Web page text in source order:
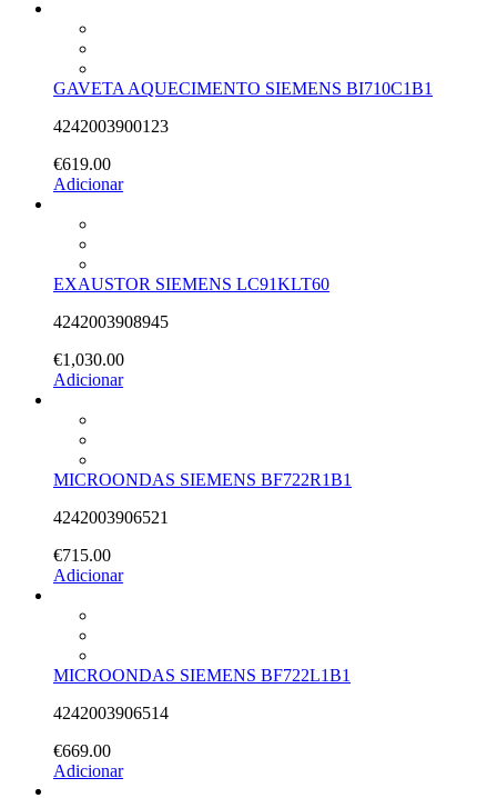
GAVETA AQUECIMENTO SIEMENS BI710C1B1
4242003900123
€619.00
Adicionar
EXAUSTOR SIEMENS LC91KLT60
4242003908945
€1,030.00
Adicionar
MICROONDAS SIEMENS BF722R1B1
4242003906521
€715.00
Adicionar
MICROONDAS SIEMENS BF722L1B1
4242003906514
€669.00
Adicionar